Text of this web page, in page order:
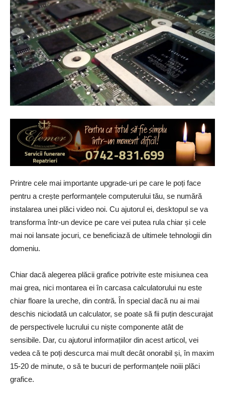
Printre cele mai importante upgrade-uri pe care le poți face
pentru a crește performanțele computerului tău, se numără
instalarea unei plăci video noi. Cu ajutorul ei, desktopul se va
transforma într-un device pe care vei putea rula chiar și cele
mai noi lansate jocuri, ce beneficiază de ultimele tehnologii din
domeniu.
Chiar dacă alegerea plăcii grafice potrivite este misiunea cea
mai grea, nici montarea ei în carcasa calculatorului nu este
chiar floare la ureche, din contră. În special dacă nu ai mai
deschis niciodată un calculator, se poate să fii puțin descurajat
de perspectivele lucrului cu niște componente atât de
sensibile. Dar, cu ajutorul informațiilor din acest articol, vei
vedea că te poți descurca mai mult decât onorabil și, în maxim
15-20 de minute, o să te bucuri de performanțele noiii plăci
grafice.